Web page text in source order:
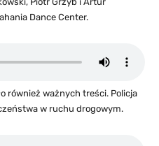
Dance Center.
również ważnych treści. Policja
w ruchu drogowym.